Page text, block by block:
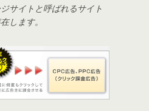
サイトと呼ばれるサイト
します。